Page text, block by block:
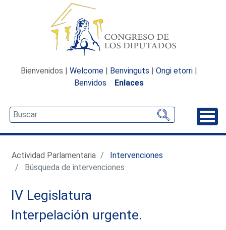
Bienvenidos | Welcome | Benvinguts | Ongi etorri |
Benvidos
Enlaces
Actividad Parlamentaria
Intervenciones
Búsqueda de intervenciones
IV Legislatura
Interpelación urgente.